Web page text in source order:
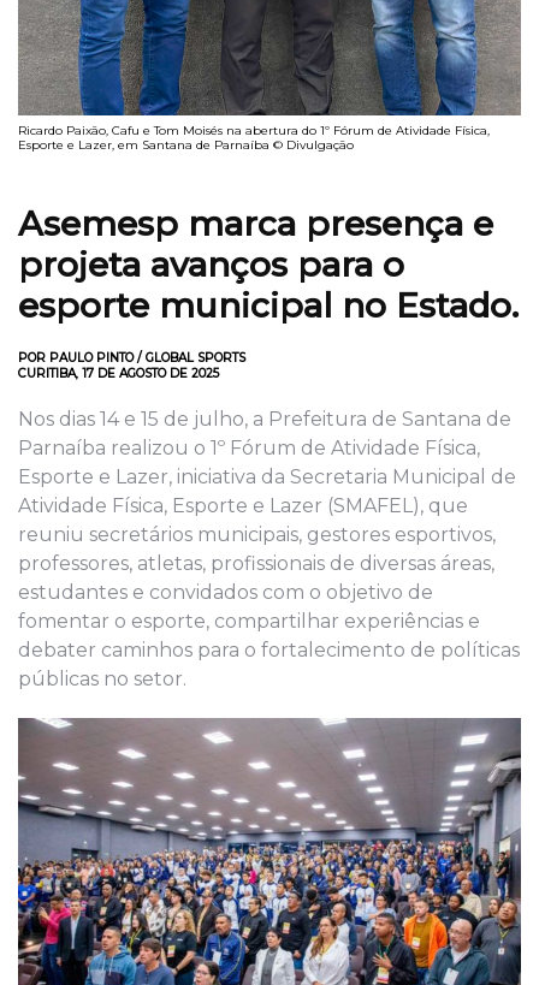
Ricardo Paixão, Cafu e Tom Moisés na abertura do 1º Fórum de Atividade Física,
Esporte e Lazer, em Santana de Parnaíba © Divulgação
Asemesp marca presença e
projeta avanços para o
esporte municipal no Estado.
POR PAULO PINTO / GLOBAL SPORTS
CURITIBA, 17 DE AGOSTO DE 2025
Nos dias 14 e 15 de julho, a Prefeitura de Santana de
Parnaíba realizou o 1º Fórum de Atividade Física,
Esporte e Lazer, iniciativa da Secretaria Municipal de
Atividade Física, Esporte e Lazer (SMAFEL), que
reuniu secretários municipais, gestores esportivos,
professores, atletas, profissionais de diversas áreas,
estudantes e convidados com o objetivo de
fomentar o esporte, compartilhar experiências e
debater caminhos para o fortalecimento de políticas
públicas no setor.